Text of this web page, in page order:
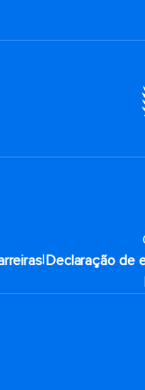
|Declaração de